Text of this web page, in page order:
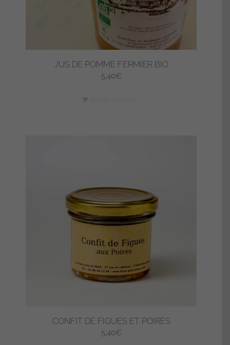
JUS DE POMME FERMIER BIO
5,40€
CONFIT DE FIGUES ET POIRES
5,40€